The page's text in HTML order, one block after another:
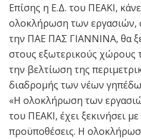
Επίσης η Ε.Δ. του ΠΕΑΚΙ,
ολοκλήρωση των εργασιών,
την ΠΑΕ ΠΑΣ ΓΙΑΝΝΙΝΑ, θα
στους εξωτερικούς χώρους
την βελτίωση της
διαδρομής των νέων
«Η ολοκλήρωση των
του ΠΕΑΚΙ, έχει ξεκινήσει
προϋποθέσεις. Η